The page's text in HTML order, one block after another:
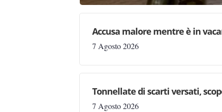
Accusa malore mentre è in
7 Agosto 2026
Tonnellate di scarti versati,
7 Agosto 2026